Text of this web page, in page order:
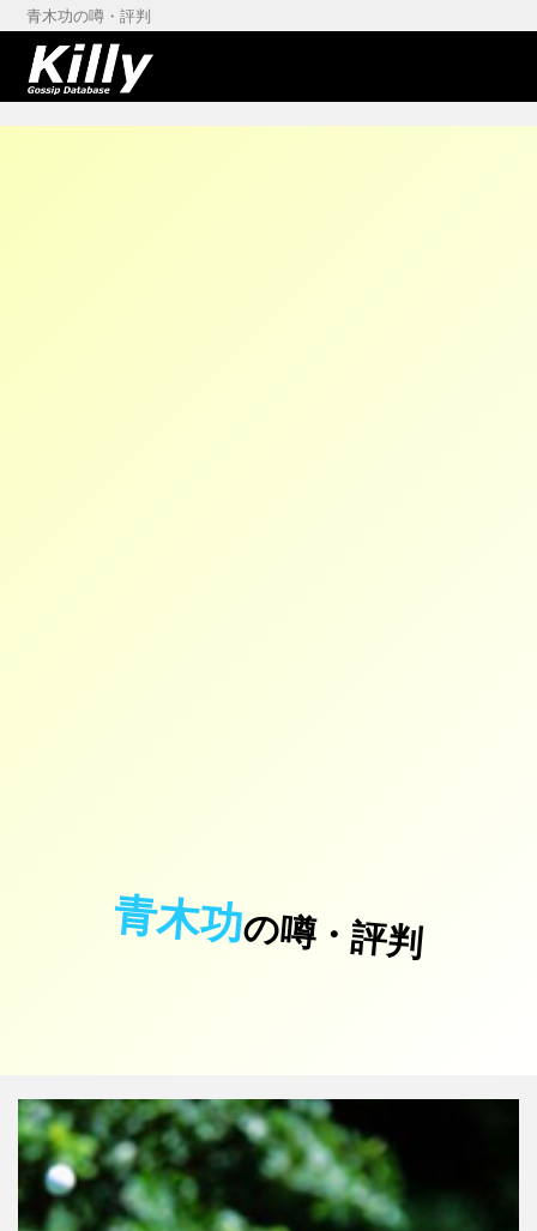
青木功の噂・評判
青木功の噂・評判